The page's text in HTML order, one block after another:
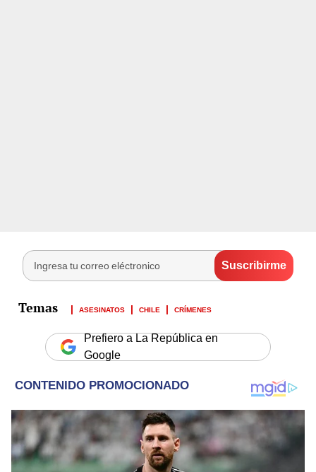
ASESINATOS CHILE CRÍMENES
Prefiero a La República en
Google